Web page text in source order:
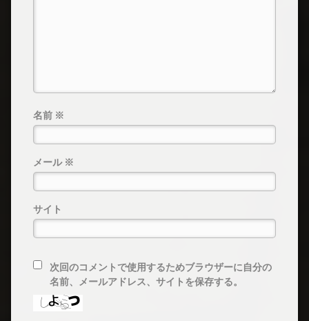
名前 ※
メール ※
サイト
次回のコメントで使用するためブラウザーに自分の
名前、メールアドレス、サイトを保存する。